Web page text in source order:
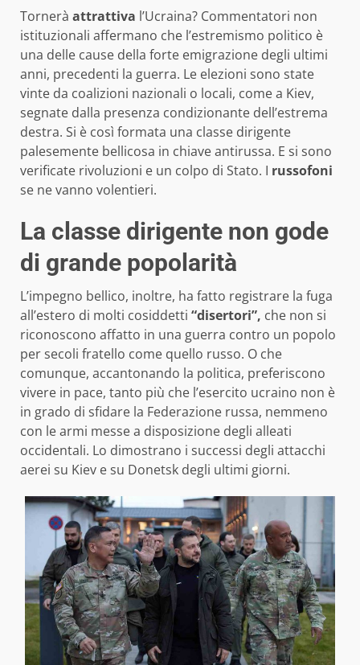
Tornerà attrattiva l’Ucraina? Commentatori non
istituzionali affermano che l’estremismo politico è
una delle cause della forte emigrazione degli ultimi
anni, precedenti la guerra. Le elezioni sono state
vinte da coalizioni nazionali o locali, come a Kiev,
segnate dalla presenza condizionante dell’estrema
destra. Si è così formata una classe dirigente
palesemente bellicosa in chiave antirussa. E si sono
verificate rivoluzioni e un colpo di Stato. I russofoni
se ne vanno volentieri.
La classe dirigente non gode
di grande popolarità
L’impegno bellico, inoltre, ha fatto registrare la fuga
all’estero di molti cosiddetti “disertori”, che non si
riconoscono affatto in una guerra contro un popolo
per secoli fratello come quello russo. O che
comunque, accantonando la politica, preferiscono
vivere in pace, tanto più che l’esercito ucraino non è
in grado di sfidare la Federazione russa, nemmeno
con le armi messe a disposizione degli alleati
occidentali. Lo dimostrano i successi degli attacchi
aerei su Kiev e su Donetsk degli ultimi giorni.